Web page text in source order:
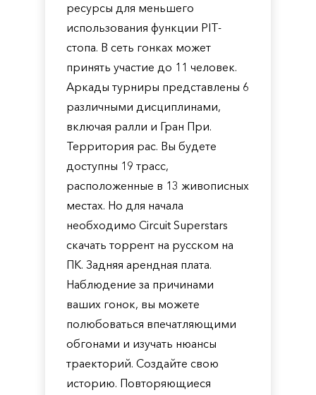
ресурсы для меньшего
использования функции PIT-
стопа. В сеть гонках может
принять участие до 11 человек.
Аркады турниры представлены 6
различными дисциплинами,
включая ралли и Гран При.
Территория рас. Вы будете
доступны 19 трасс,
расположенные в 13 живописных
местах. Но для начала
необходимо Circuit Superstars
скачать торрент на русском на
ПК. Задняя арендная плата.
Наблюдение за причинами
ваших гонок, вы можете
полюбоваться впечатляющими
обгонами и изучать нюансы
траекторий. Создайте свою
историю. Повторяющиеся